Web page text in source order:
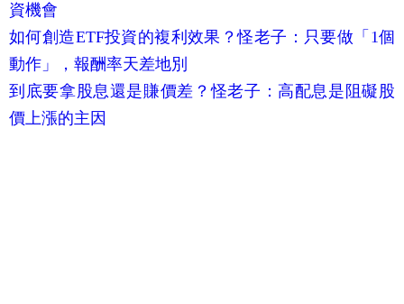
資機會
如何創造ETF投資的複利效果？怪老子：只要做「1個
動作」，報酬率天差地別
到底要拿股息還是賺價差？怪老子：高配息是阻礙股
價上漲的主因